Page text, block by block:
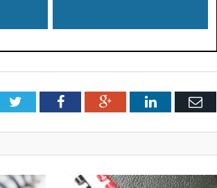
TwitterFacebookGoogle+LinkedIn